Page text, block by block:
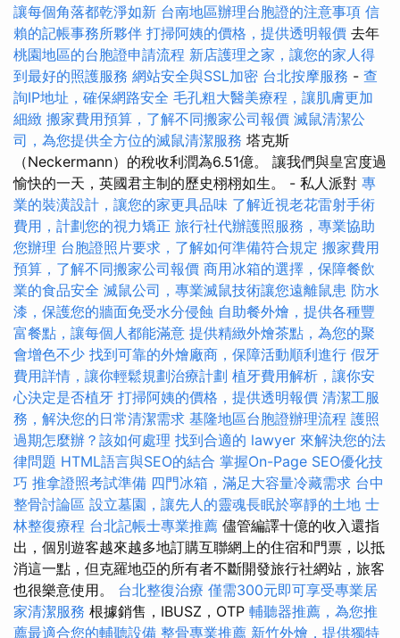
讓每個角落都乾淨如新 台南地區辦理台胞證的注意事項 信
賴的記帳事務所夥伴 打掃阿姨的價格，提供透明報價 去年
桃園地區的台胞證申請流程 新店護理之家，讓您的家人得
到最好的照護服務 網站安全與SSL加密 台北按摩服務 - 查
詢IP地址，確保網路安全 毛孔粗大醫美療程，讓肌膚更加
細緻 搬家費用預算，了解不同搬家公司報價 滅鼠清潔公
司，為您提供全方位的滅鼠清潔服務 塔克斯
（Neckermann）的稅收利潤為6.51億。 讓我們與皇宮度過
愉快的一天，英國君主制的歷史栩栩如生。 - 私人派對 專
業的裝潢設計，讓您的家更具品味 了解近視老花雷射手術
費用，計劃您的視力矯正 旅行社代辦護照服務，專業協助
您辦理 台胞證照片要求，了解如何準備符合規定 搬家費用
預算，了解不同搬家公司報價 商用冰箱的選擇，保障餐飲
業的食品安全 滅鼠公司，專業滅鼠技術讓您遠離鼠患 防水
漆，保護您的牆面免受水分侵蝕 自助餐外燴，提供各種豐
富餐點，讓每個人都能滿意 提供精緻外燴茶點，為您的聚
會增色不少 找到可靠的外燴廠商，保障活動順利進行 假牙
費用詳情，讓你輕鬆規劃治療計劃 植牙費用解析，讓你安
心決定是否植牙 打掃阿姨的價格，提供透明報價 清潔工服
務，解決您的日常清潔需求 基隆地區台胞證辦理流程 護照
過期怎麼辦？該如何處理 找到合適的 lawyer 來解決您的法
律問題 HTML語言與SEO的結合 掌握On-Page SEO優化技
巧 推拿證照考試準備 四門冰箱，滿足大容量冷藏需求 台中
整骨討論區 設立墓園，讓先人的靈魂長眠於寧靜的土地 士
林整復療程 台北記帳士專業推薦 儘管編譯十億的收入還指
出，個別遊客越來越多地訂購互聯網上的住宿和門票，以抵
消這一點，但克羅地亞的所有者不斷開發旅行社網站，旅客
也很樂意使用。 台北整復治療 僅需300元即可享受專業居
家清潔服務 根據銷售，IBUSZ，OTP 輔聽器推薦，為您推
薦最適合您的輔聽設備 整骨專業推薦 新竹外燴，提供獨特